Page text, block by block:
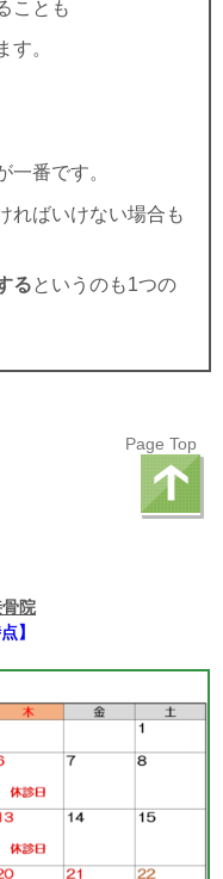
ことも
す。
一番です。
ればいけない場合も
るというのも1つの
Page Top
院
】